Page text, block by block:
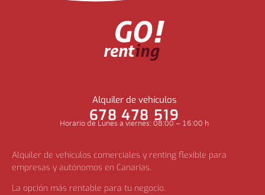
Alquiler de vehículos
678 478 519
Horario de Lunes a viernes: 08:00 – 16:00 h
Alquiler de vehículos comerciales y renting flexible para
empresas y autónomos en Canarias.
La opción más rentable para tu negocio.